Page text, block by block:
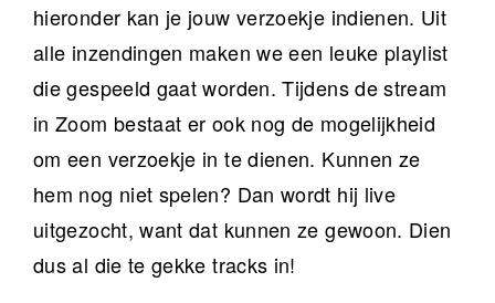
hieronder kan je jouw verzoekje indienen. Uit
alle inzendingen maken we een leuke playlist
die gespeeld gaat worden. Tijdens de stream
in Zoom bestaat er ook nog de mogelijkheid
om een verzoekje in te dienen. Kunnen ze
hem nog niet spelen? Dan wordt hij live
uitgezocht, want dat kunnen ze gewoon. Dien
dus al die te gekke tracks in!